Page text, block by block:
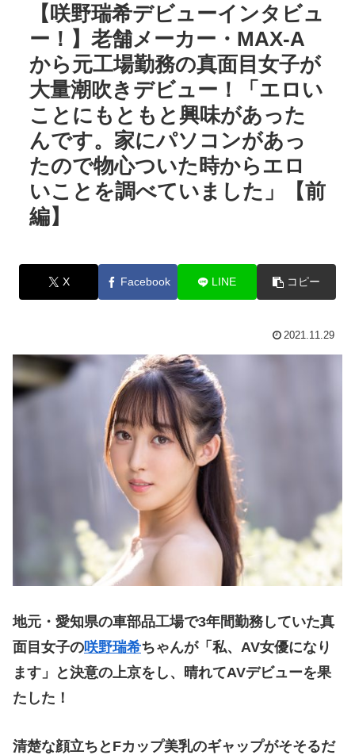
【咲野瑞希デビューインタビュ
ー！】老舗メーカー・MAX-A
から元工場勤務の真面目女子が
大量潮吹きデビュー！「エロい
ことにもともと興味があった
んです。家にパソコンがあっ
たので物心ついた時からエロ
いことを調べていました」【前
編】
X Facebook LINE コピー
2021.11.29
地元・愛知県の車部品工場で3年間勤務していた真
面目女子の咲野瑞希ちゃんが「私、AV女優になり
ます」と決意の上京をし、晴れてAVデビューを果
たした！
清楚な顔立ちとFカップ美乳のギャップがそそるだ